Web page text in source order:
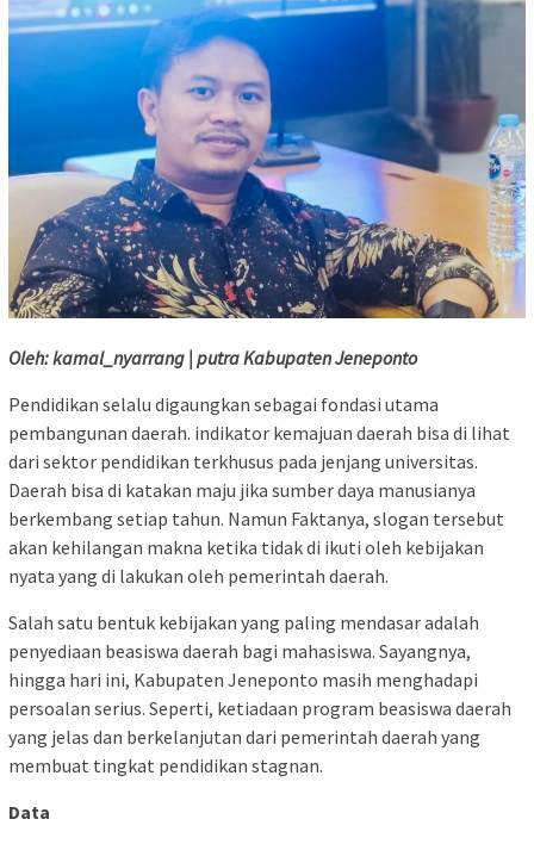
Oleh: kamal_nyarrang | putra Kabupaten Jeneponto
Pendidikan selalu digaungkan sebagai fondasi utama
pembangunan daerah. indikator kemajuan daerah bisa di lihat
dari sektor pendidikan terkhusus pada jenjang universitas.
Daerah bisa di katakan maju jika sumber daya manusianya
berkembang setiap tahun. Namun Faktanya, slogan tersebut
akan kehilangan makna ketika tidak di ikuti oleh kebijakan
nyata yang di lakukan oleh pemerintah daerah.
Salah satu bentuk kebijakan yang paling mendasar adalah
penyediaan beasiswa daerah bagi mahasiswa. Sayangnya,
hingga hari ini, Kabupaten Jeneponto masih menghadapi
persoalan serius. Seperti, ketiadaan program beasiswa daerah
yang jelas dan berkelanjutan dari pemerintah daerah yang
membuat tingkat pendidikan stagnan.
Data